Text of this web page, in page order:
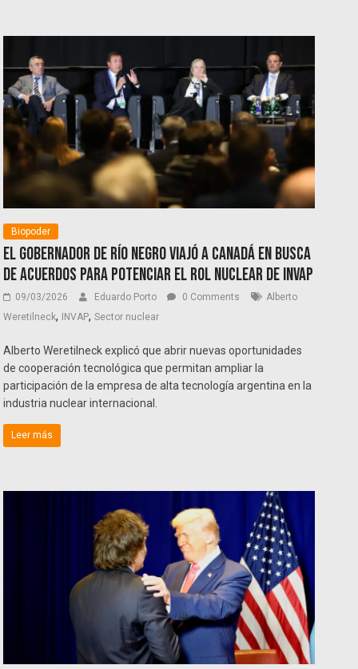
Biopoder
El gobernador de Río Negro viajó a Canadá en busca
de acuerdos para potenciar el rol nuclear de INVAP
09/03/2026 Eduardo Porto 0 Comments
Alberto
Weretilneck, INVAP,Sector nuclear
Alberto Weretilneck explicó que abrir nuevas oportunidades
de cooperación tecnológica que permitan ampliar la
participación de la empresa de alta tecnología argentina en la
industria nuclear internacional.
Leer más